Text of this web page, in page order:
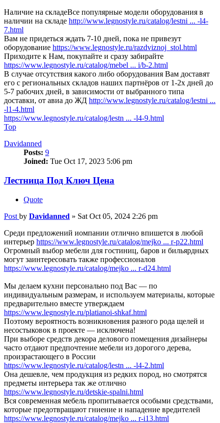
Наличие на складеВсе популярные модели оборудования в
наличии на складе http://www.legnostyle.ru/catalog/lestni ... -l4-
7.html
Вам не придеться ждать 7-10 дней, пока не привезут
оборудование https://www.legnostyle.ru/razdviznoj_stol.html
Приходите к Нам, покупайте и сразу забирайте
https://www.legnostyle.ru/catalog/mebel ... i/b-2.html
В случае отсутствия какого либо оборудования Вам доставят
его с региональных складов наших партнёров от 1-2х дней до
5-7 рабочих дней, в зависимости от выбранного типа
доставки, от авиа до ЖД http://www.legnostyle.ru/catalog/lestni ...
-l1-4.html
https://www.legnostyle.ru/catalog/lestn ... -l4-9.html
Top
Davidanned
Posts: 9
Joined: Tue Oct 17, 2023 5:06 pm
Лестница Под Ключ Цена
Quote
Post by Davidanned » Sat Oct 05, 2024 2:26 pm
Среди предложений иомпании отлично впишется в любой
интерьер https://www.legnostyle.ru/catalog/mejko ... r-p22.html
Огромный выбор мебели для гостиниц, баров и бильярдных
могут заинтересовать также профессионалов
https://www.legnostyle.ru/catalog/mejko ... r-d24.html
Мы делаем кухни персонально под Вас — по
индивидуальным размерам, и используем материалы, которые
предварительно вместе утверждаем
https://www.legnostyle.ru/platianoi-shkaf.html
Поэтому вероятность возникновения разного рода щелей и
несостыковок в проекте — исключена!
При выборе средств декора делового помещения дизайнеры
часто отдают предпочтение мебели из дорогого дерева,
произрастающего в России
https://www.legnostyle.ru/catalog/lestn ... -l4-2.html
Она дешевле, чем продукция из редких пород, но смотрятся
предметы интерьера так же отлично
https://www.legnostyle.ru/detskie-spalni.html
Вся современная мебель пропитывается особыми средствами,
которые предотвращают гниение и нападение вредителей
https://www.legnostyle.ru/catalog/mejko ... r-i13.html